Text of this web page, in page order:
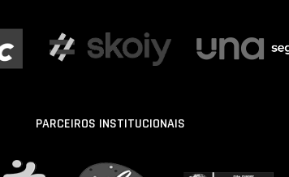
PARCEIROS INSTITUCIONAIS